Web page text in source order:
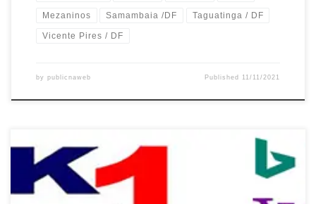
Mezaninos Samambaia /DF Taguatinga / DF
Vicente Pires / DF
by publicnaweb Published 11/11/2021
Comunicação Visual , serviço de envelopamento de Fachada
Comercial com Iluminação em Neon– Atende Brasília /DF